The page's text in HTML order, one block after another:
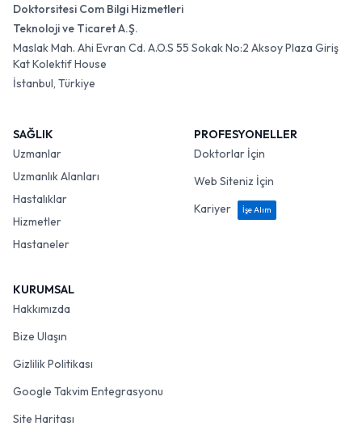
Doktorsitesi Com Bilgi Hizmetleri
Teknoloji ve Ticaret A.Ş.
Maslak Mah. Ahi Evran Cd. A.O.S 55 Sokak No:2 Aksoy Plaza Giriş
Kat Kolektif House
İstanbul, Türkiye
SAĞLIK
Uzmanlar
Uzmanlık Alanları
Hastalıklar
Hizmetler
Hastaneler
PROFESYONELLER
Doktorlar İçin
Web Siteniz İçin
Kariyer
İşe Alım
KURUMSAL
Hakkımızda
Bize Ulaşın
Gizlilik Politikası
Google Takvim Entegrasyonu
Site Haritası